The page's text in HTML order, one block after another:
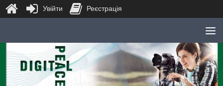
Skip to content
Увійти Реєстрація